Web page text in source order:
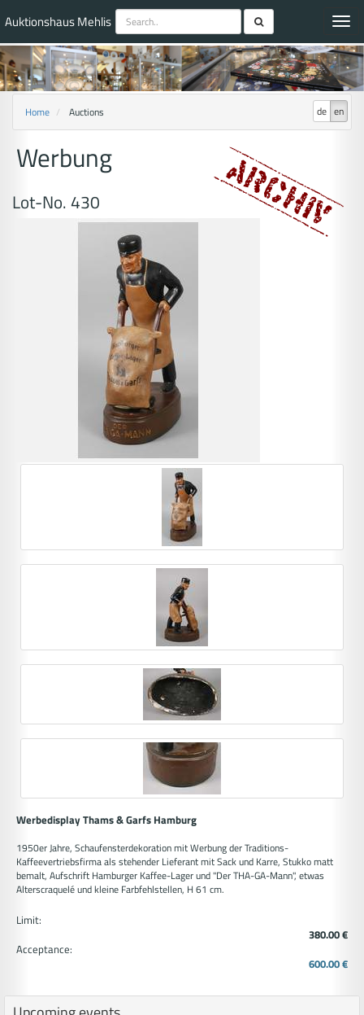
Auktionshaus Mehlis
de en
Home Auctions
Werbung
Lot-No. 430
Werbedisplay Thams & Garfs Hamburg
1950er Jahre, Schaufensterdekoration mit Werbung der Traditions-
Kaffeevertriebsfirma als stehender Lieferant mit Sack und Karre, Stukko matt
bemalt, Aufschrift Hamburger Kaffee-Lager und "Der THA-GA-Mann", etwas
Alterscraquelé und kleine Farbfehlstellen, H 61 cm.
Limit:
380.00 €
Acceptance:
600.00 €